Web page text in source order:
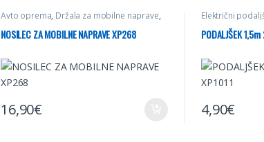
Avto oprema, Držala za mobilne naprave,
Električna mobilnost
NOSILEC ZA MOBILNE NAPRAVE XP268
16,90€
Električni
PODALJŠEK
4,90€